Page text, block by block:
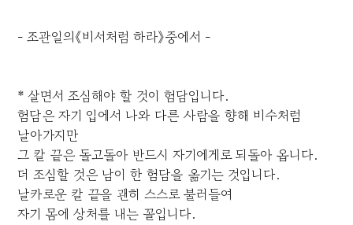
- 조관일의《비서처럼 하라》중에서 -
* 살면서 조심해야 할 것이 험담입니다.
험담은 자기 입에서 나와 다른 사람을 향해 비수처럼
날아가지만
그 칼 끝은 돌고돌아 반드시 자기에게로 되돌아 옵니다.
더 조심할 것은 남이 한 험담을 옮기는 것입니다.
날카로운 칼 끝을 괜히 스스로 불러들여
자기 몸에 상처를 내는 꼴입니다.